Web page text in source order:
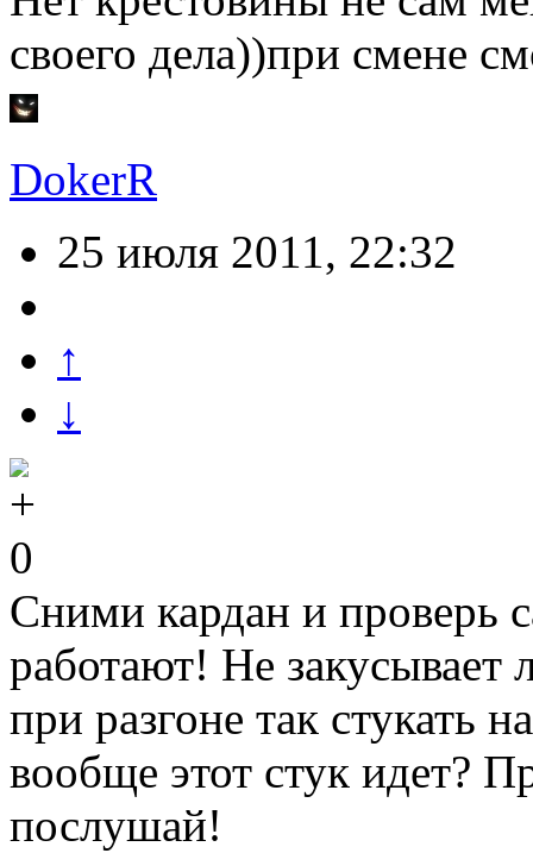
своего дела))при смене
DokerR
25 июля 2011, 22:32
↑
↓
0
Сними кардан и проверь
работают! Не закусывает
при разгоне так стукать
вообще этот стук идет?
послушай!